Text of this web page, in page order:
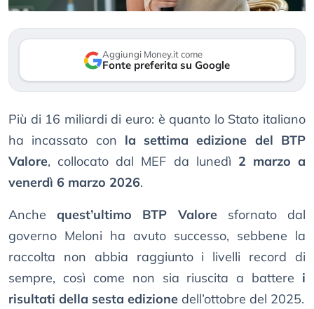
Aggiungi Money.it come
Fonte preferita su Google
Più di 16 miliardi di euro: è quanto lo Stato italiano
ha incassato con la settima edizione del BTP
Valore, collocato dal MEF da lunedì 2 marzo a
venerdì 6 marzo 2026.
Anchequest’ultimo BTP Valoresfornato dal
governo Meloni ha avuto successo, sebbene la
raccolta non abbia raggiunto i livelli record di
sempre, così come non sia riuscita a battere i
risultati della sesta edizione dell’ottobre del 2025.